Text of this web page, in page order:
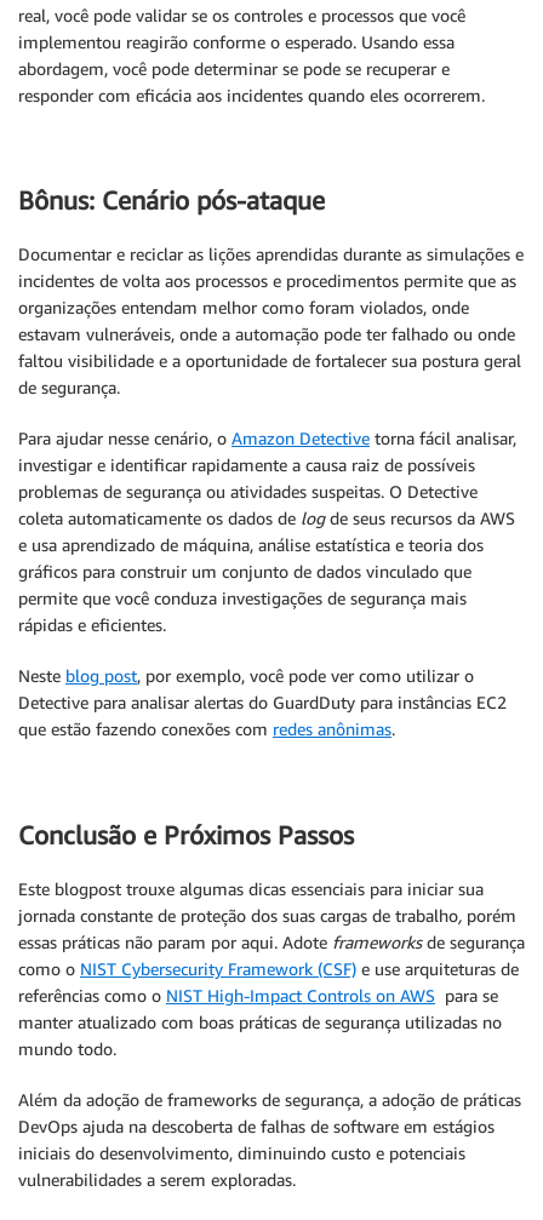
real, você pode validar se os controles e processos que você
implementou reagirão conforme o esperado. Usando essa
abordagem, você pode determinar se pode se recuperar e
responder com eficácia aos incidentes quando eles ocorrerem.
Bônus: Cenário pós-ataque
Documentar e reciclar as lições aprendidas durante as simulações e
incidentes de volta aos processos e procedimentos permite que as
organizações entendam melhor como foram violados, onde
estavam vulneráveis, onde a automação pode ter falhado ou onde
faltou visibilidade e a oportunidade de fortalecer sua postura geral
de segurança.
Para ajudar nesse cenário, o Amazon Detective torna fácil analisar,
investigar e identificar rapidamente a causa raiz de possíveis
problemas de segurança ou atividades suspeitas. O Detective
coleta automaticamente os dados de logde seus recursos da AWS
e usa aprendizado de máquina, análise estatística e teoria dos
gráficos para construir um conjunto de dados vinculado que
permite que você conduza investigações de segurança mais
rápidas e eficientes.
Neste blog post, por exemplo, você pode ver como utilizar o
Detective para analisar alertas do GuardDuty para instâncias EC2
que estão fazendo conexões com redes anônimas.
Conclusão e Próximos Passos
Este blogpost trouxe algumas dicas essenciais para iniciar sua
jornada constante de proteção dos suas cargas de trabalho, porém
essas práticas não param por aqui. Adote frameworksde segurança
como o NIST Cybersecurity Framework (CSF) e use arquiteturas de
referências como o NIST High-Impact Controls on AWS para se
manter atualizado com boas práticas de segurança utilizadas no
mundo todo.
Além da adoção de frameworks de segurança, a adoção de práticas
DevOps ajuda na descoberta de falhas de software em estágios
iniciais do desenvolvimento, diminuindo custo e potenciais
vulnerabilidades a serem exploradas.